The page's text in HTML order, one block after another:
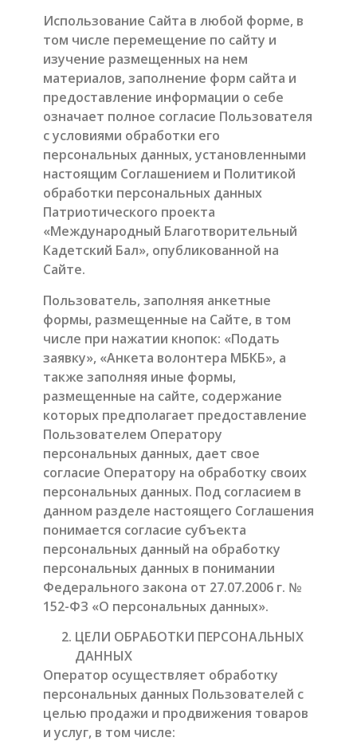
Использование Сайта в любой форме, в
том числе перемещение по сайту и
изучение размещенных на нем
материалов, заполнение форм сайта и
предоставление информации о себе
означает полное согласие Пользователя
с условиями обработки его
персональных данных, установленными
настоящим Соглашением и Политикой
обработки персональных данных
Патриотического проекта
«Международный Благотворительный
Кадетский Бал», опубликованной на
Сайте.
Пользователь, заполняя анкетные
формы, размещенные на Сайте, в том
числе при нажатии кнопок: «Подать
заявку», «Анкета волонтера МБКБ», а
также заполняя иные формы,
размещенные на сайте, содержание
которых предполагает предоставление
Пользователем Оператору
персональных данных, дает свое
согласие Оператору на обработку своих
персональных данных. Под согласием в
данном разделе настоящего Соглашения
понимается согласие субъекта
персональных данный на обработку
персональных данных в понимании
Федерального закона от 27.07.2006 г. №
152-ФЗ «О персональных данных».
ЦЕЛИ ОБРАБОТКИ ПЕРСОНАЛЬНЫХ
ДАННЫХ
Оператор осуществляет обработку
персональных данных Пользователей с
целью продажи и продвижения товаров
и услуг, в том числе: